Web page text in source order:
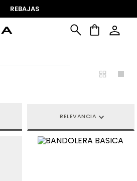
REBAJAS
RELEVANCIA